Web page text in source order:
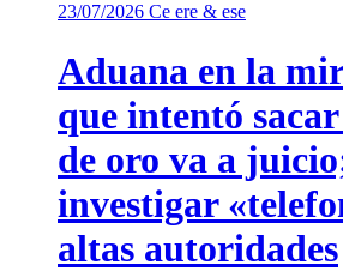
23/07/2026 Ce ere & ese
Aduana en la
que intentó
de oro va a
investigar
altas autoridades